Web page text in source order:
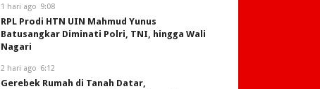
1 hari ago 9:08
RPL Prodi HTN UIN Mahmud Yunus
Batusangkar Diminati Polri, TNI, hingga Wali
Nagari
2 hari ago 6:12
Gerebek Rumah di Tanah Datar,